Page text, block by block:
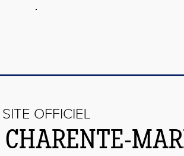
SITE OFFICIEL
CHARENTE-